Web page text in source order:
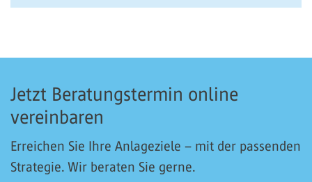
Jetzt Beratungstermin online
vereinbaren
Erreichen Sie Ihre Anlageziele – mit der passenden
Strategie. Wir beraten Sie gerne.